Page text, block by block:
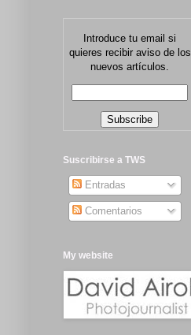
Introduce tu email si
quieres recibir aviso de los
nuevos artículos.
Suscribirse a TWS
Entradas
Comentarios
My website